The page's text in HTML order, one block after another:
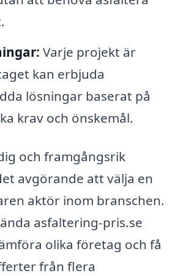
Varje projekt är
kan erbjuda
lösningar baserat på
krav och önskemål.
och framgångsrik
avgörande att välja en
aktör inom branschen.
asfaltering-pris.se
olika företag och få
från flera